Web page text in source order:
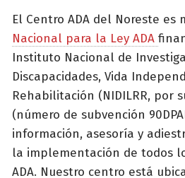
El Centro ADA del Noreste es
Nacional para la Ley ADA
Instituto Nacional de
Discapacidades, Vida
Rehabilitación (NIDILRR, por
(número de subvención
información, asesoría y
la implementación de todos
ADA. Nuestro centro está